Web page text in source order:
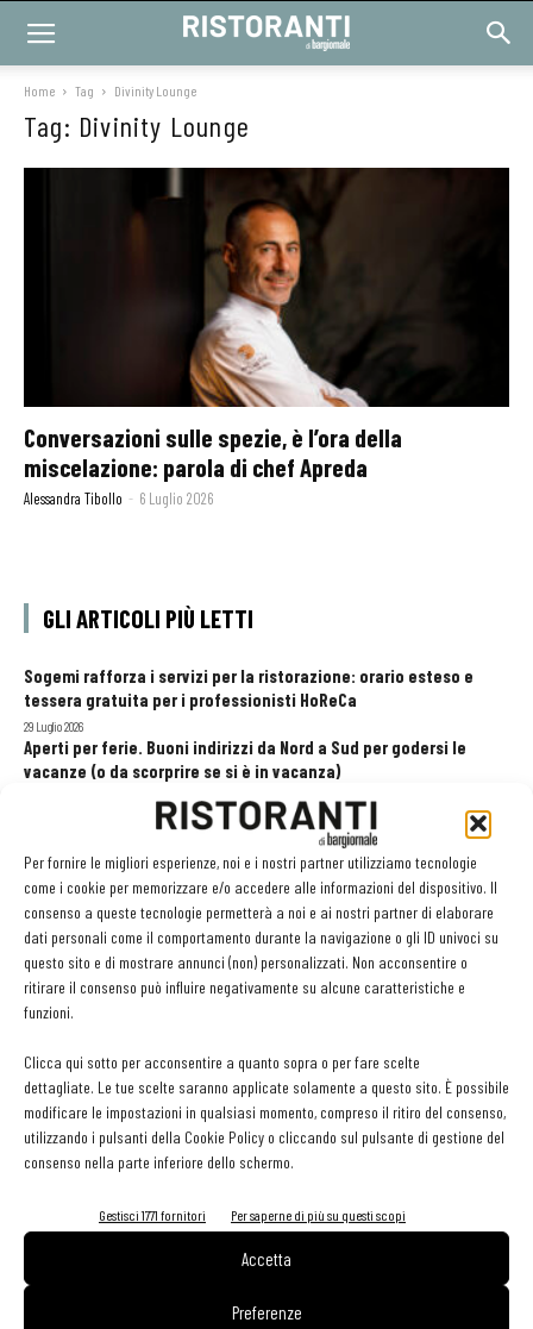
Per fornire le migliori esperienze, noi e i nostri partner utilizziamo tecnologie
come i cookie per memorizzare e/o accedere alle informazioni del dispositivo. Il
consenso a queste tecnologie permetterà a noi e ai nostri partner di elaborare
dati personali come il comportamento durante la navigazione o gli ID univoci su
questo sito e di mostrare annunci (non) personalizzati. Non acconsentire o
ritirare il consenso può influire negativamente su alcune caratteristiche e
funzioni.
Clicca qui sotto per acconsentire a quanto sopra o per fare scelte
dettagliate. Le tue scelte saranno applicate solamente a questo sito. È possibile
modificare le impostazioni in qualsiasi momento, compreso il ritiro del consenso,
utilizzando i pulsanti della Cookie Policy o cliccando sul pulsante di gestione del
consenso nella parte inferiore dello schermo.
Gestisci 1771 fornitori Per saperne di più su questi scopi
Accetta
Preferenze
Home Tag Divinity Lounge
Tag: Divinity Lounge
Conversazioni sulle spezie, è l’ora della
miscelazione: parola di chef Apreda
Alessandra Tibollo - 6 Luglio 2026
GLI ARTICOLI PIÙ LETTI
Sogemi rafforza i servizi per la ristorazione: orario esteso e
tessera gratuita per i professionisti HoReCa
29 Luglio 2026
Aperti per ferie. Buoni indirizzi da Nord a Sud per godersi le
vacanze (o da scorprire se si è in vacanza)
Recensioni online, Fipe e le associazioni del turismo chiedono
modifiche alle Linee Guida dell’Antitrust
20 Luglio 2026
EDICOLA WEB